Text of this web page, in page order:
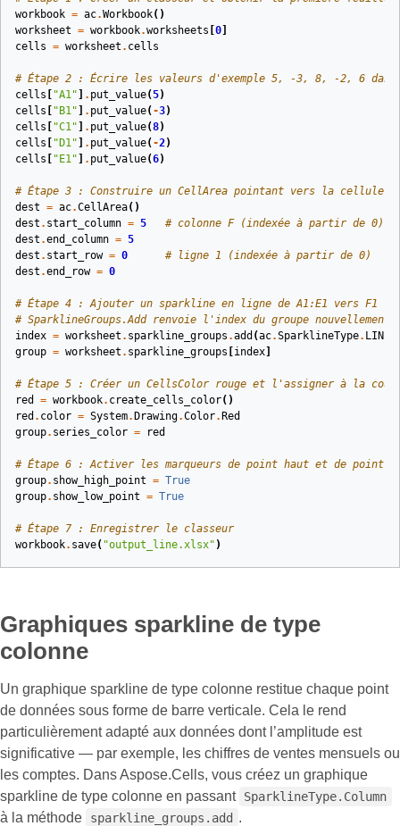
workbook = ac.Workbook()
worksheet = workbook.worksheets 0
cells = worksheet . cells
# Étape 2 : Écrire les valeurs d'exemple 5, -3, 8, -2, 6
cells
"A1" . put_value(5)
cells
"B1" . put_value( -3)
cells
"C1" . put_value(8)
cells
"D1" . put_value( -2)
cells
"E1" . put_value(6)
# Étape 3 : Construire un CellArea pointant vers la cellule
dest = ac.CellArea()
dest . start_column = 5
# colonne F (indexée à partir de 0)
dest .end_column = 5
dest . start_row = 0
# ligne 1 (indexée à partir de 0)
dest .end_row = 0
# Étape 4 : Ajouter un sparkline en ligne de A1:E1 vers F1
# SparklineGroups.Add renvoie l'index du groupe nouvellement
index = worksheet . sparkline_groups .add (ac.SparklineType. LINE
group = worksheet . sparkline_groups index
# Étape 5 : Créer un CellsColor rouge et l'assigner à la
red
= workbook. create_cells_color()
red . color = System. Drawing.Color. Red
group. series_color = red
# Étape 6 : Activer les marqueurs de point haut et de point
group. show_high_point = True
group. show_low_point = True
# Étape 7 : Enregistrer le classeur
workbook. save( "output_line.xlsx" )
Graphiques sparkline de type
colonne
Un graphique sparkline de type colonne restitue chaque point
de données sous forme de barre verticale. Cela le rend
particulièrement adapté aux données dont l’amplitude est
significative — par exemple, les chiffres de ventes mensuels ou
les comptes. Dans Aspose.Cells, vous créez un graphique
sparkline de type colonne en passant SparklineType.Column
à la méthode sparkline_groups.add .